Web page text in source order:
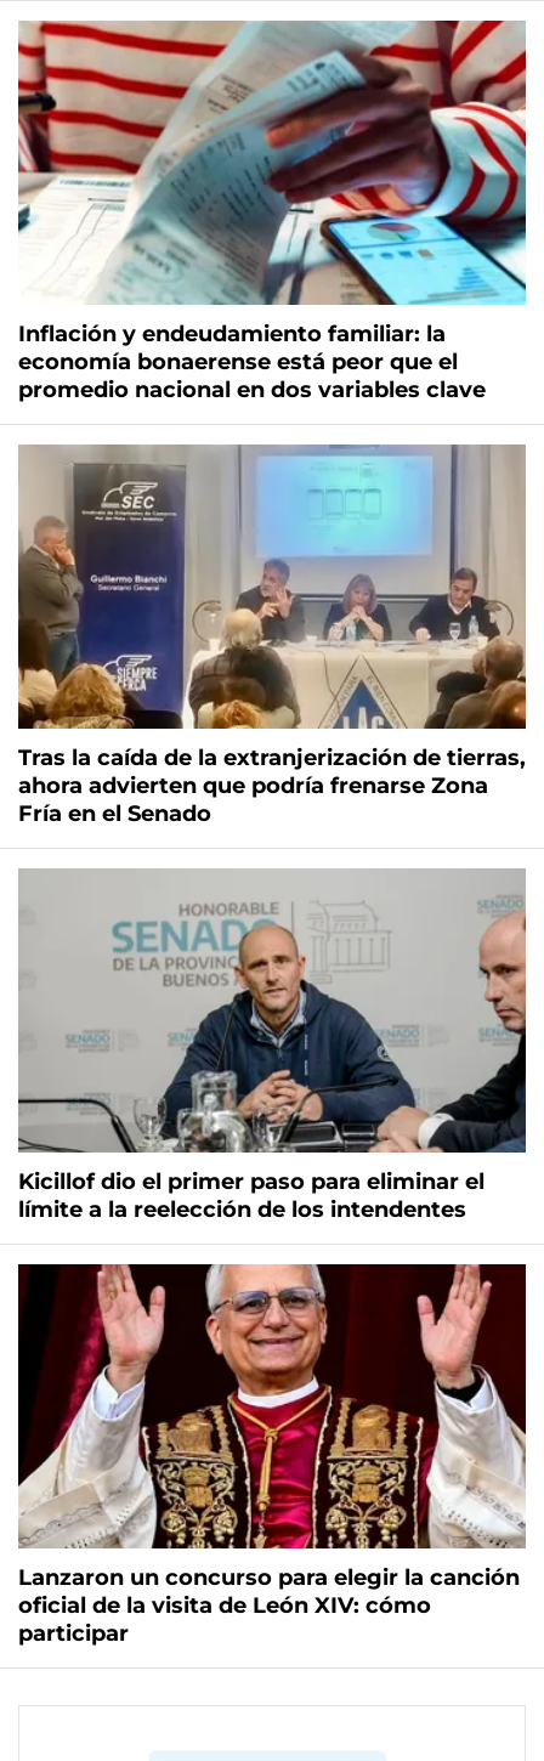
Inflación y endeudamiento familiar: la
economía bonaerense está peor que el
promedio nacional en dos variables clave
Tras la caída de la extranjerización de tierras,
ahora advierten que podría frenarse Zona
Fría en el Senado
Kicillof dio el primer paso para eliminar el
límite a la reelección de los intendentes
Lanzaron un concurso para elegir la canción
oficial de la visita de León XIV: cómo
participar